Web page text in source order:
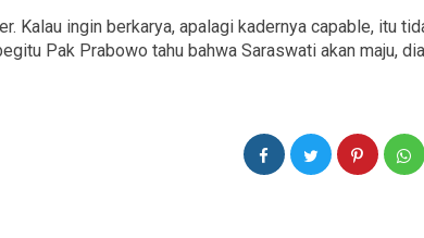
Kalau ingin berkarya, apalagi kadernya capable, itu
Pak Prabowo tahu bahwa Saraswati akan maju, dia